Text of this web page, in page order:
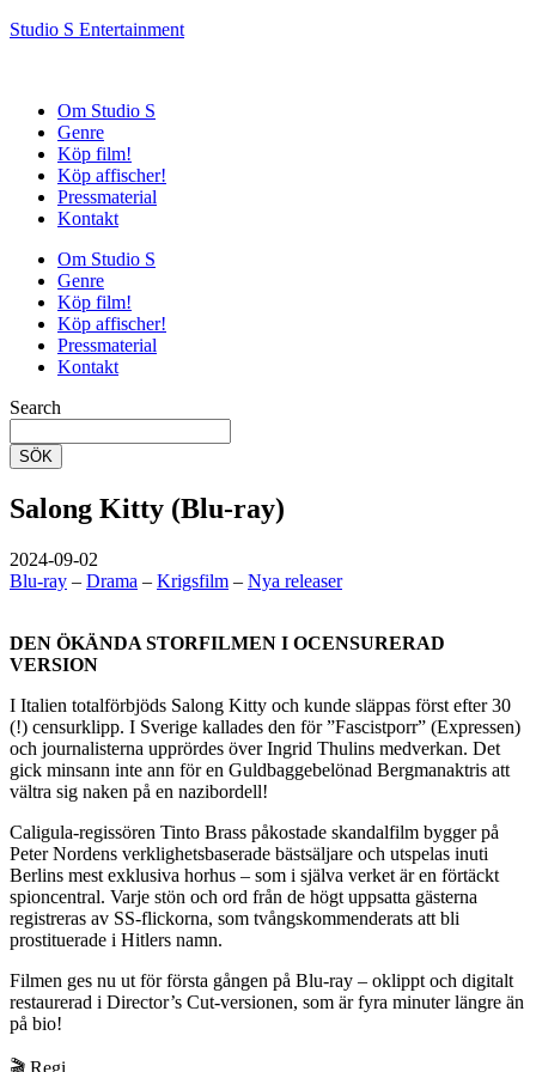
Studio S Entertainment
Om Studio S
Genre
Köp film!
Köp affischer!
Pressmaterial
Kontakt
Om Studio S
Genre
Köp film!
Köp affischer!
Pressmaterial
Kontakt
Search
SÖK
Salong Kitty (Blu-ray)
2024-09-02
Blu-ray – Drama – Krigsfilm – Nya releaser
DEN ÖKÄNDA STORFILMEN I OCENSURERAD
VERSION
I Italien totalförbjöds Salong Kitty och kunde släppas först efter 30
(!) censurklipp. I Sverige kallades den för ”Fascistporr” (Expressen)
och journalisterna upprördes över Ingrid Thulins medverkan. Det
gick minsann inte ann för en Guldbaggebelönad Bergmanaktris att
vältra sig naken på en nazibordell!
Caligula-regissören Tinto Brass påkostade skandalfilm bygger på
Peter Nordens verklighetsbaserade bästsäljare och utspelas inuti
Berlins mest exklusiva horhus – som i själva verket är en förtäckt
spioncentral. Varje stön och ord från de högt uppsatta gästerna
registreras av SS-flickorna, som tvångskommenderats att bli
prostituerade i Hitlers namn.
Filmen ges nu ut för första gången på Blu-ray – oklippt och digitalt
restaurerad i Director’s Cut-versionen, som är fyra minuter längre än
på bio!
🎬 Regi